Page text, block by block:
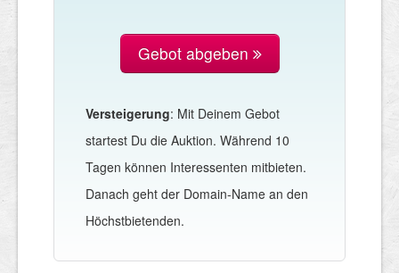
Gebot abgeben
Versteigerung: Mit Deinem Gebot
startest Du die Auktion. Während 10
Tagen können Interessenten mitbieten.
Danach geht der Domain-Name an den
Höchstbietenden.